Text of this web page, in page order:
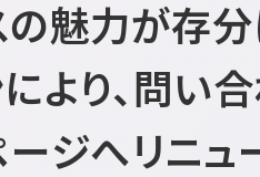
の魅力が存
より、問い
ジへリニュ